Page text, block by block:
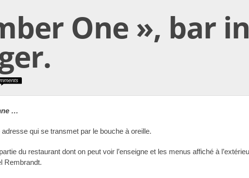
One », bar
…
qui se transmet par le bouche à oreille.
du restaurant dont on peut voir l’enseigne et les menus affiché à
Rembrandt.